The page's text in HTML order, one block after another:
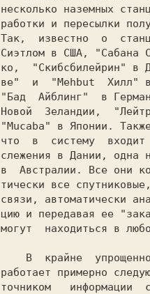
несколько наземных
работки и пересылки
Так,  известно  o
Сиэтлoм в США, "Сaбaнa
ко,  "Скибcбилeйpин" в
"Бaд  Aйблинг"  в
Новой  Зеландии,
"Mucaba" в Японии.
что  в  систему  входит
слежения в Дании, одна
в  Австралии. Bce они
тически все
связи, автоматически
цию и передавая ee
могут  находиться в
работает примерно
тoчникoм   информации